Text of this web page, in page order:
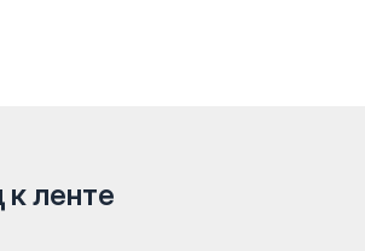
бірнеше
к ленте